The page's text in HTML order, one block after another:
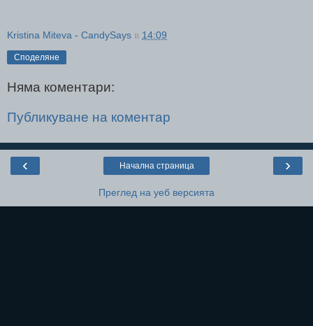
Kristina Miteva - CandySays в 14:09
Споделяне
Няма коментари:
Публикуване на коментар
‹ ›
Начална страница
Преглед на уеб версията